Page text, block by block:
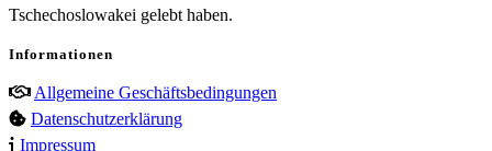
Tschechoslowakei gelebt haben.
Informationen
Allgemeine Geschäftsbedingungen
Datenschutzerklärung
Impressum